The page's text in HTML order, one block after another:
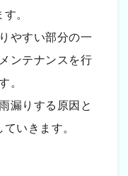
。
やすい部分の一
ンテナンスを行
。
漏りする原因と
いきます。